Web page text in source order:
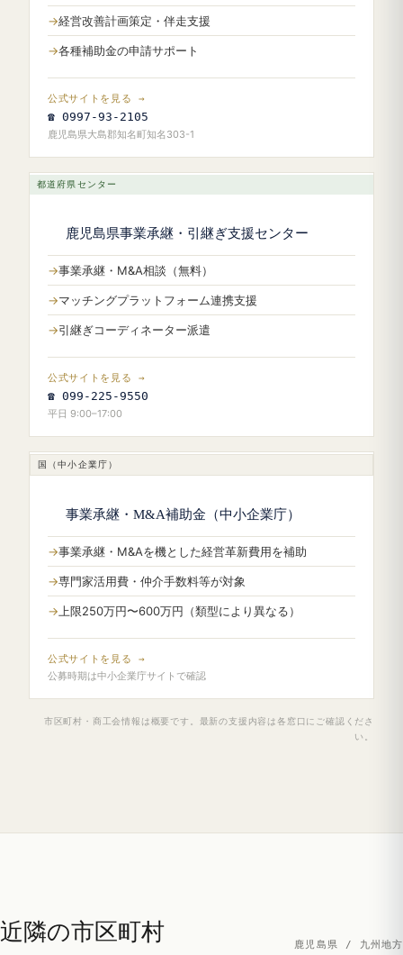
経営改善計画策定・伴走支援
各種補助金の申請サポート
公式サイトを見る →
☎ 0997-93-2105
鹿児島県大島郡知名町知名303-1
都道府県センター
鹿児島県事業承継・引継ぎ支援センター
事業承継・M&A相談（無料）
マッチングプラットフォーム連携支援
引継ぎコーディネーター派遣
公式サイトを見る →
☎ 099-225-9550
平日 9:00–17:00
国（中小企業庁）
事業承継・M&A補助金（中小企業庁）
事業承継・M&Aを機とした経営革新費用を補助
専門家活用費・仲介手数料等が対象
上限250万円〜600万円（類型により異なる）
公式サイトを見る →
公募時期は中小企業庁サイトで確認
市区町村・商工会情報は概要です。最新の支援内容は各窓口にご確認くださ
い。
近隣の市区町村 鹿児島県 / 九州地方